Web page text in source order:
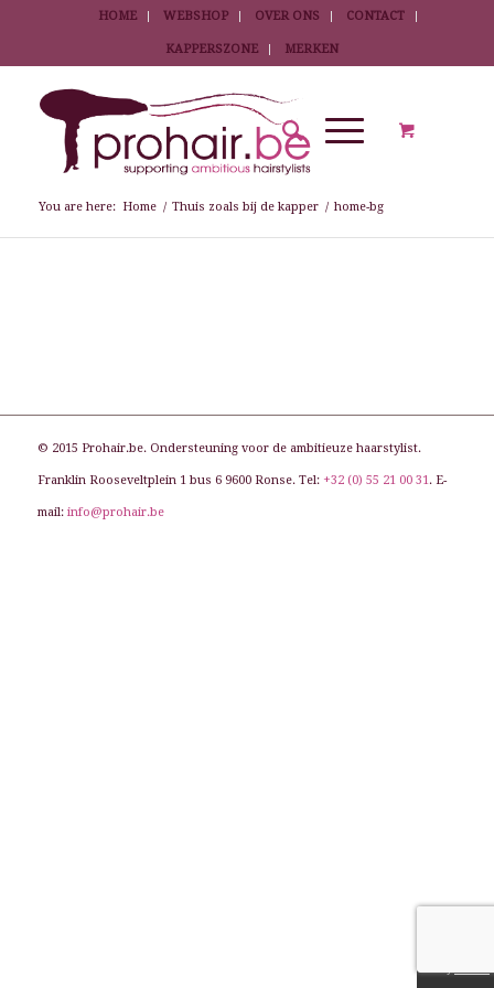
HOME WEBSHOP OVER ONS CONTACT
KAPPERSZONE MERKEN
You are here: Home / Thuis zoals bij de kapper / home-bg
© 2015 Prohair.be. Ondersteuning voor de ambitieuze haarstylist.
Franklin Rooseveltplein 1 bus 6 9600 Ronse. Tel: +32 (0) 55 21 00 31 . E-
mail: info@prohair.be